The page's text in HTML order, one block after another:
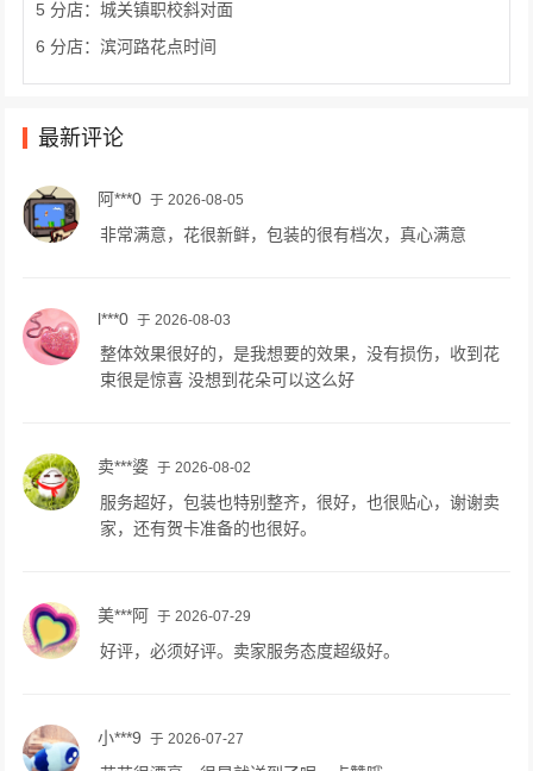
5 分店：城关镇职校斜对面
6 分店：滨河路花点时间
最新评论
阿***0 于 2026-08-05
非常满意，花很新鲜，包装的很有档次，真心满意
l***0 于 2026-08-03
整体效果很好的，是我想要的效果，没有损伤，收到花
束很是惊喜 没想到花朵可以这么好
卖***婆 于 2026-08-02
服务超好，包装也特别整齐，很好，也很贴心，谢谢卖
家，还有贺卡准备的也很好。
美***阿 于 2026-07-29
好评，必须好评。卖家服务态度超级好。
小***9 于 2026-07-27